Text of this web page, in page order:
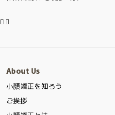
About Us
小顔矯正を知ろう
ご挨拶